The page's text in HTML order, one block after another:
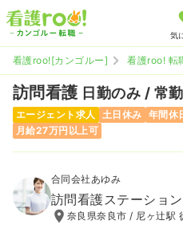
気
看護roo![カンゴルー] 看護roo! 転
訪問看護 日勤のみ / 常勤
エージェント求人 土日休み 年間休
月給27万円以上可
合同会社あゆみ
訪問看護ステーショ
奈良県奈良市 / 尼ヶ辻駅